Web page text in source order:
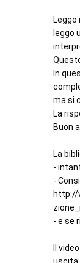
leggo
In
ma si
La
Buon
La
-
-
http://
- e se
Il